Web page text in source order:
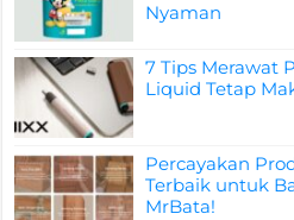
Nyaman
7 Tips Merawat
Liquid Tetap
Percayakan
Terbaik untuk
MrBata!